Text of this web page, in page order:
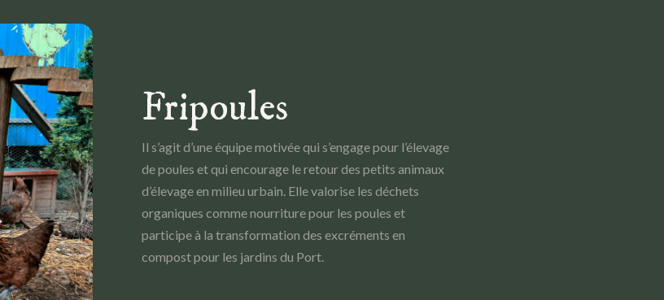
Fripoules
Il s’agit d’une équipe motivée qui s’engage pour l’élevage
de poules et qui encourage le retour des petits animaux
d’élevage en milieu urbain. Elle valorise les déchets
organiques comme nourriture pour les poules et
participe à la transformation des excréments en
compost pour les jardins du Port.